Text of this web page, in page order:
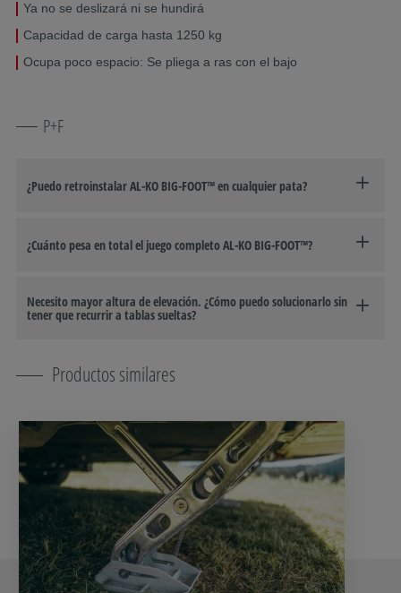
Ya no se deslizará ni se hundirá
Capacidad de carga hasta 1250 kg
Ocupa poco espacio: Se pliega a ras con el bajo
P+F
¿Puedo retroinstalar AL-KO BIG-FOOT™ en cualquier pata?
¿Cuánto pesa en total el juego completo AL-KO BIG-FOOT™?
Necesito mayor altura de elevación. ¿Cómo puedo solucionarlo sin
tener que recurrir a tablas sueltas?
Productos similares